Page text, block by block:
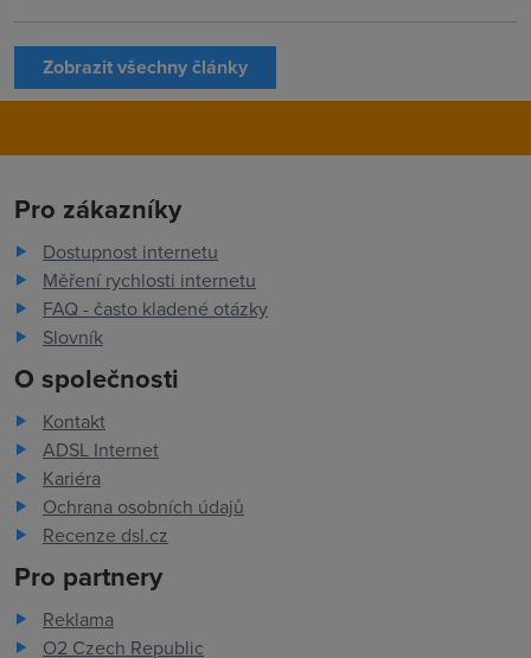
Zobrazit všechny články
Pro zákazníky
Dostupnost internetu
Měření rychlosti internetu
FAQ - často kladené otázky
Slovník
O společnosti
Kontakt
ADSL Internet
Kariéra
Ochrana osobních údajů
Recenze dsl.cz
Pro partnery
Reklama
O2 Czech Republic